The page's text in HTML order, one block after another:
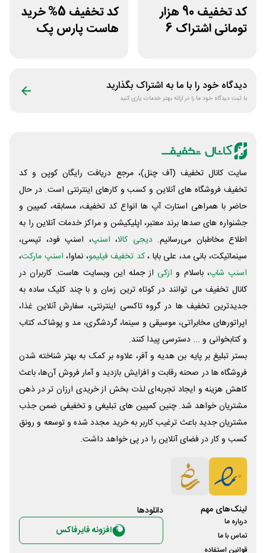
کد تخفیف 90 هزار
تومانی اشتراک 6
کد تخفیف 5% خرید
هاست پارس پک
دیدگاه خود را با ما به اشتراک بگذارید
با ثبت دیدگاه خود ما را در ارائه بهتر خدمات یاری کنید
سایت کانال تخفیف (آف چنل)، مرجع دریافت رایگان کوپن و کد
تخفیف فروشگاه های آنلاین و کسب و‌ کارهای اینترنتی است. در حال
حاضر با همراهی استارت آپ ها انواع کد تخفیف، مسابقه، کمپین و
جشنواره های صدها برند معتبر، اپلیکیشن و مراکز خدمات آنلاین را به
اطلاع مخاطبان می‌رسانیم. دیجی کالا، اسنپ، اسنپ فود، تپسی،
سینماتیکت، بانی مد، علی‌ بابا ،کد تخفیف فیلیمو، نماوا، اسنپ مارکت،
اسنپ شاپ، باسلام و ازکی از جمله این وبسایت ‌هاست. کاربران در
کانال تخفیف می توانند در کوتاه ترین زمان و با چند کلیک ساده به
جدیدترین تخفیف ها در گروه تاکسی اینترنتی، سفارش آنلاین غذا،
اپراتورهای مخابراتی، موسیقی و سینما، گردشگری، مد و پوشاک، کتاب
و کتابخوانی و ... دسترسی پیدا کنند.
بستر تبلیغ بر پایه بن هدیه و آفر، علاوه بر کمک به بهتر شناخته شدن
فروشگاه ها در صحنه رقابت و افزایش بازدید و آمار فروش آن‌ها، باعث
کاهش هزینه و ایجاد تجربه‌ای لذت بخش از خریدی ارزان تر در ذهن
مشتریان خواهد شد. چنین کمپین های تبلیغی و تخفیفی ضمن جذب
مشتریان جدید باعث ترغیب کاربر به خرید مجدد شده و توسعه و رونق
کسب و کار در فضای آنلاین را در پی خواهد داشت.
لینک‌های مهم
درباره ما
تماس با ما
قوانین استفاده
دانلود‌ها
افزونه فایرفاکس